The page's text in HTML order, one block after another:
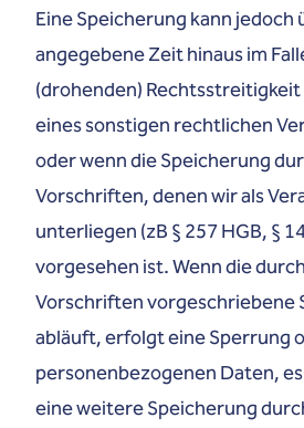
Eine Speicherung kann jedoch
angegebene Zeit hinaus im
(drohenden)
eines sonstigen rechtlichen
oder wenn die Speicherung
Vorschriften, denen wir als
unterliegen (zB § 257 HGB, §
vorgesehen ist. Wenn die
Vorschriften vorgeschriebene
abläuft, erfolgt eine Sperrung
personenbezogenen Daten,
eine weitere Speicherung